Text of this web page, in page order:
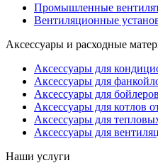
Промышленные
Вентиляционные
Аксессуары и расходные
Аксессуары для
Аксессуары для
Аксессуары для бойлеров
Аксессуары для котлов
Аксессуары для
Аксессуары для
Наши услуги